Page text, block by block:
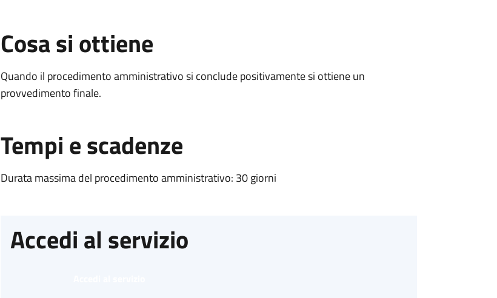
Cosa si ottiene
Quando il procedimento amministrativo si conclude positivamente si ottiene un
provvedimento finale.
Tempi e scadenze
Durata massima del procedimento amministrativo: 30 giorni
Accedi al servizio